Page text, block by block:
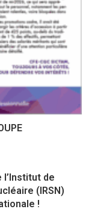
de
(IRSN)
!